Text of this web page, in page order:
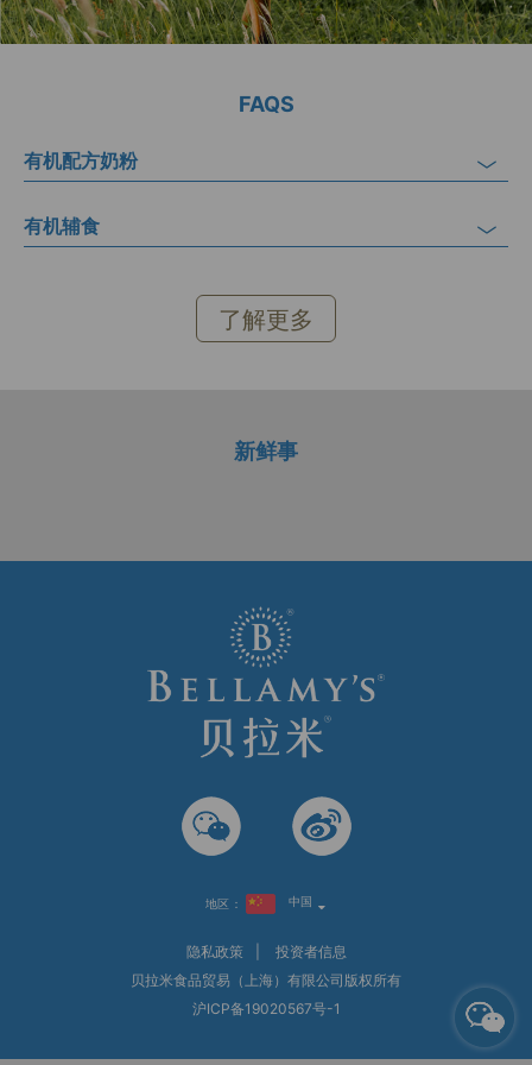
FAQS
有机配方奶粉
有机辅食
了解更多
新鲜事
地区： 中国
隐私政策
投资者信息
贝拉米食品贸易（上海）有限公司版权所有
沪ICP备19020567号-1